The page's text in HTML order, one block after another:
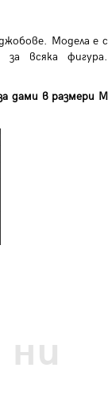
Модела е с
всяка фигура.
дами в размери M